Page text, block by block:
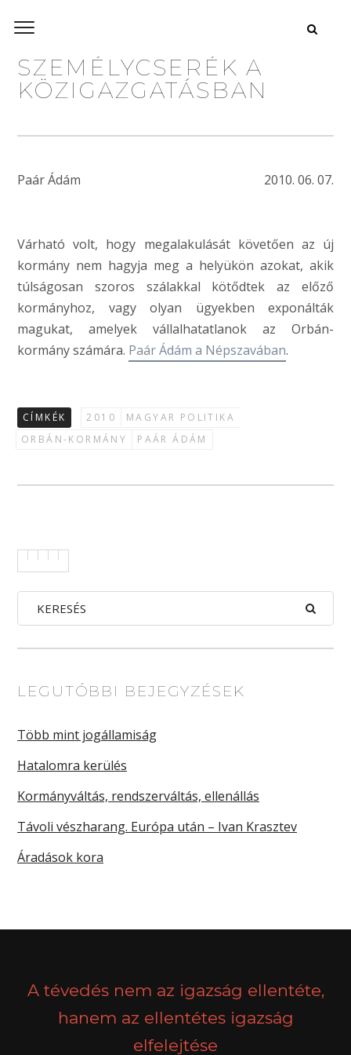
SZEMÉLYCSERÉK A
KÖZIGAZGATÁSBAN
Paár Ádám 2010. 06. 07.
Várható volt, hogy megalakulását követően az új
kormány nem hagyja meg a helyükön azokat, akik
túlságosan szoros szálakkal kötődtek az előző
kormányhoz, vagy olyan ügyekben exponálták
magukat, amelyek vállalhatatlanok az Orbán-
kormány számára. Paár Ádám a Népszavában.
CÍMKÉK 2010
MAGYAR POLITIKA
ORBÁN-KORMÁNY
PAÁR ÁDÁM
LEGUTÓBBI BEJEGYZÉSEK
Több mint jogállamiság
Hatalomra kerülés
Kormányváltás, rendszerváltás, ellenállás
Távoli vészharang. Európa után – Ivan Krasztev
Áradások kora
A tévedés nem az igazság ellentéte,
hanem az ellentétes igazság
elfelejtése